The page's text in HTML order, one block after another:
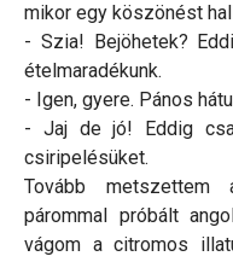
mikor egy köszönést
- Szia! Bejöhetek?
ételmaradékunk.
- Igen, gyere. Pános
- Jaj de jó! Eddig
csiripelésüket.
Tovább metszettem
párommal próbált
vágom a citromos